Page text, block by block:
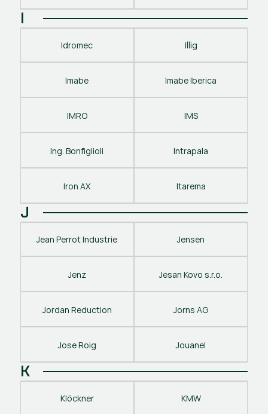
I
Idromec Illig
Imabe Imabe Iberica
IMRO IMS
Ing. Bonfiglioli Intrapala
Iron AX Itarema
J
Jean Perrot Industrie Jensen
Jenz Jesan Kovo s.r.o.
Jordan Reduction Jorns AG
Jose Roig Jouanel
K
Klöckner KMW